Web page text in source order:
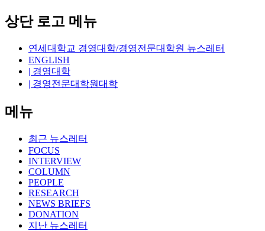
상단 로고 메뉴
연세대학교 경영대학/경영전문대학원 뉴스레터
ENGLISH
| 경영대학
| 경영전문대학원대학
메뉴
최근 뉴스레터
FOCUS
INTERVIEW
COLUMN
PEOPLE
RESEARCH
NEWS BRIEFS
DONATION
지난 뉴스레터